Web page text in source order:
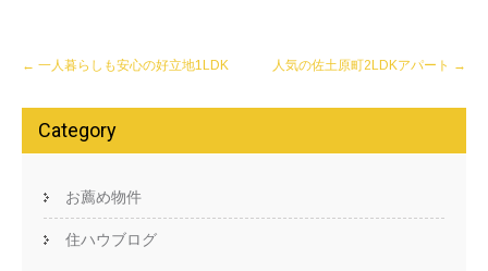
Post
← 一人暮らしも安心の好立地1LDK 人気の佐土原町2LDKアパート →
Category
お薦め物件
住ハウブログ